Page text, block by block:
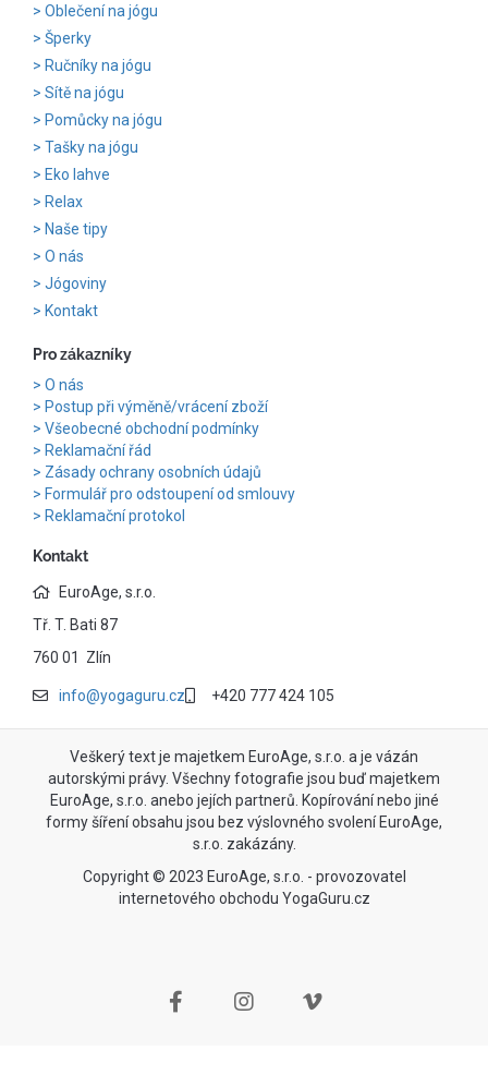
Oblečení na jógu
Šperky
Ručníky na jógu
Sítě na jógu
Pomůcky na jógu
Tašky na jógu
Eko lahve
Relax
Naše tipy
O nás
Jógoviny
Kontakt
Pro zákazníky
O nás
Postup při výměně/vrácení zboží
Všeobecné obchodní podmínky
Reklamační řád
Zásady ochrany osobních údajů
Formulář pro odstoupení od smlouvy
Reklamační protokol
Kontakt
EuroAge, s.r.o.
Tř. T. Bati 87
760 01 Zlín
info@yogaguru.cz +420 777 424 105
Veškerý text je majetkem EuroAge, s.r.o. a je vázán
autorskými právy. Všechny fotografie jsou buď majetkem
EuroAge, s.r.o. anebo jejích partnerů. Kopírování nebo jiné
formy šíření obsahu jsou bez výslovného svolení EuroAge,
s.r.o. zakázány.
Copyright © 2023 EuroAge, s.r.o. - provozovatel
internetového obchodu YogaGuru.cz